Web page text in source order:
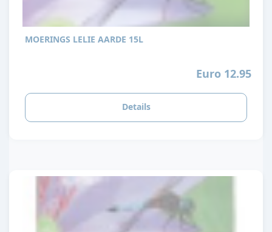
MOERINGS LELIE AARDE 15L
Euro 12.95
Details